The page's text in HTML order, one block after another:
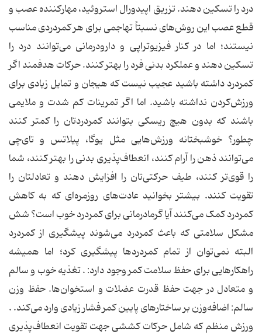
درد را تسکین دهند. تزریق اپیدورال استروئید، مهارکننده عصب و
قطع عصب این روش‌های نسبتاً تهاجمی برای هر کمردردی مناسب
نیستند؛ اما در کنار فیزیوتراپی و دارودرمانی می‌توانند درد را
تسکین دهند و عملکرد بدنی فرد را بهتر کنند. حرکات هدفمند اگر
کمردرد داشته باشید عجیب نیست که هیجان و تمایل زیادی برای
ورزش‌کردن نداشته باشید. اما اگر تمرینات کم شدت و ملایمی
باشند که بدون هیچ ریسکی بتوانند کمردردتان را کمتر کنند
چطور؟ خوشبختانه ورزش‌هایی مثل یوگا، پیلاتس و تای‌چی
می‌توانند ذهن را آرام کنند، انعطاف‌پذیری بدنی را بهتر کنند، شما
را قوی‌تر کنند، طیف حرکتی‌تان را افزایش دهند و تعادلتان را
تقویت کنند. بیشتر بخوانید عادت‌های روزمره‌ای که به کاهش
کمردرد کمک می‌کنند آیا گرمادرمانی برای کمردرد خوب است؟ شش
مشکل سلامتی که باعث کمردرد می‌شوند پیشگیری از کمردرد
البته نمی‌توان از تمام کمردردها پیشگیری کرد؛ اما همیشه
راهکارهایی برای حفظ سلامت کمر وجود دارد: . تغذیه خوب و سالم
و متعادل در جهت حفظ قدرت عضلات و استخوان‌ها. حفظ وزن
سالم: اضافه‌وزن بر ساختارهای پایین کمر فشار زیادی وارد می‌کند. .
ورزش منظم که شامل حرکات کششی جهت تقویت انعطاف‌پذیری